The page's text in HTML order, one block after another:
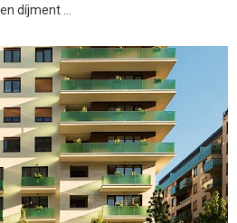
díjment ...